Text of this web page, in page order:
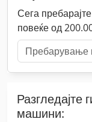
Сега
повеќе од
Разгледајте
машини: